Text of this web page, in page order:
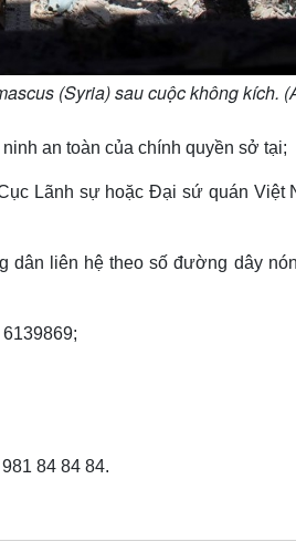
(Syria) sau cuộc không kích.
an toàn của chính quyền sở tại;
Lãnh sự hoặc Đại sứ quán Việt
liên hệ theo số đường dây
84 84 84.